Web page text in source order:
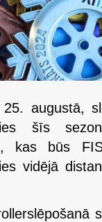
augustā,
šīs
kas būs
vidējā